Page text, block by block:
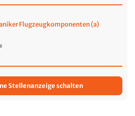
Flugzeugkomponenten (a)
Stellenanzeige schalten